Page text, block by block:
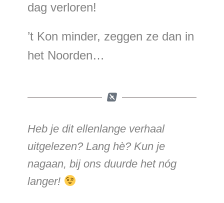
dag verloren!
’t Kon minder, zeggen ze dan in
het Noorden…
Heb je dit ellenlange verhaal
uitgelezen? Lang hè? Kun je
nagaan, bij ons duurde het nóg
langer!